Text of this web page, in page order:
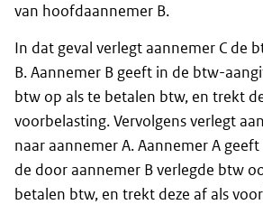
van hoofdaannemer B.
In dat geval verlegt aannemer C de
B. Aannemer B geeft in de btw-
btw op als te betalen btw, en trekt
voorbelasting. Vervolgens verlegt
naar aannemer A. Aannemer A
de door aannemer B verlegde btw
betalen btw, en trekt deze af als